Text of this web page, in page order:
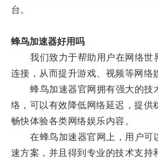
台。
蜂鸟加速器好用吗
我们致力于帮助用户在网络世
连接，从而提升游戏、视频等网络
蜂鸟加速器官网拥有强大的技
络，可以有效降低网络延迟，提供
畅快体验各类网络娱乐内容。
在蜂鸟加速器官网上，用户可
速方案，并且得到专业的技术支持